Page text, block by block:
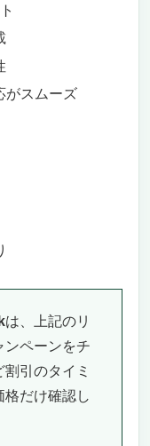
がスムーズ
は、上記のリ
ンペーンをチ
引のタイミ
格だけ確認し